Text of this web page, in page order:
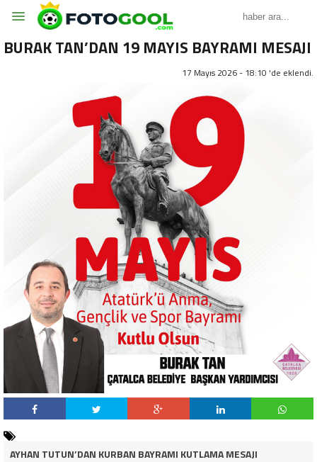
BURAK TAN’DAN 19 MAYIS BAYRAMI MESAJI
17 Mayıs 2026 - 18:10 'de eklendi.
AYHAN TUTUN’DAN KURBAN BAYRAMI KUTLAMA MESAJI